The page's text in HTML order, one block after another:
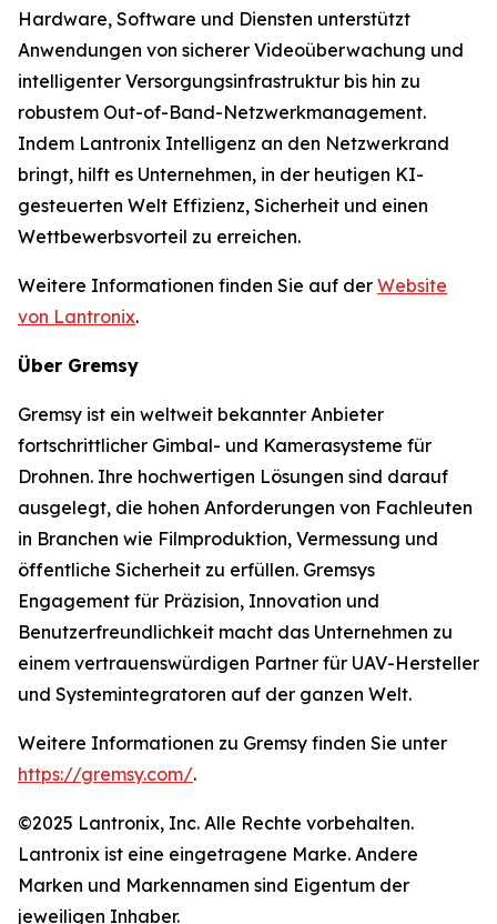
Hardware, Software und Diensten unterstützt
Anwendungen von sicherer Videoüberwachung und
intelligenter Versorgungsinfrastruktur bis hin zu
robustem Out-of-Band-Netzwerkmanagement.
Indem Lantronix Intelligenz an den Netzwerkrand
bringt, hilft es Unternehmen, in der heutigen KI-
gesteuerten Welt Effizienz, Sicherheit und einen
Wettbewerbsvorteil zu erreichen.
Weitere Informationen finden Sie auf der Website
von Lantronix.
Über Gremsy
Gremsy ist ein weltweit bekannter Anbieter
fortschrittlicher Gimbal- und Kamerasysteme für
Drohnen. Ihre hochwertigen Lösungen sind darauf
ausgelegt, die hohen Anforderungen von Fachleuten
in Branchen wie Filmproduktion, Vermessung und
öffentliche Sicherheit zu erfüllen. Gremsys
Engagement für Präzision, Innovation und
Benutzerfreundlichkeit macht das Unternehmen zu
einem vertrauenswürdigen Partner für UAV-Hersteller
und Systemintegratoren auf der ganzen Welt.
Weitere Informationen zu Gremsy finden Sie unter
https://gremsy.com/.
©2025 Lantronix, Inc. Alle Rechte vorbehalten.
Lantronix ist eine eingetragene Marke. Andere
Marken und Markennamen sind Eigentum der
jeweiligen Inhaber.